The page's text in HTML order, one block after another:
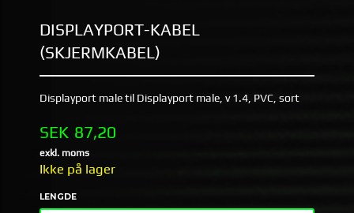
DISPLAYPORT-KABEL
(SKJERMKABEL)
Displayport male til Displayport male, v 1.4, PVC, sort
Pris
SEK 87,20
exkl. moms
Ikke på lager
LENGDE